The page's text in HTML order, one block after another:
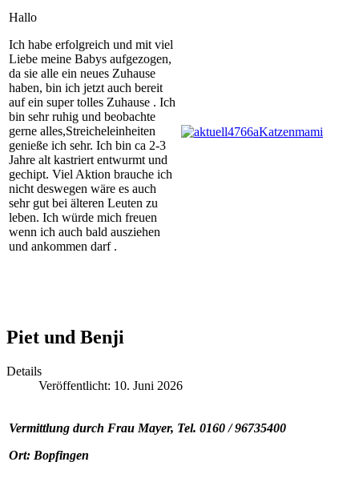
Hallo
Ich habe erfolgreich und mit viel
Liebe meine Babys aufgezogen,
da sie alle ein neues Zuhause
haben, bin ich jetzt auch bereit
auf ein super tolles Zuhause . Ich
bin sehr ruhig und beobachte
gerne alles,Streicheleinheiten
genieße ich sehr. Ich bin ca 2-3
Jahre alt kastriert entwurmt und
gechipt. Viel Aktion brauche ich
nicht deswegen wäre es auch
sehr gut bei älteren Leuten zu
leben. Ich würde mich freuen
wenn ich auch bald ausziehen
und ankommen darf .
Piet und Benji
Details
Veröffentlicht: 10. Juni 2026
Vermittlung durch Frau Mayer, Tel. 0160 / 96735400
Ort: Bopfingen